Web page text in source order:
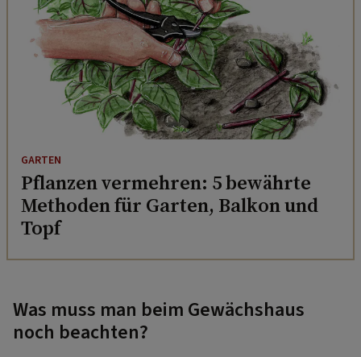
GARTEN
Pflanzen vermehren: 5 bewährte
Methoden für Garten, Balkon und
Topf
Was muss man beim Gewächshaus
noch beachten?